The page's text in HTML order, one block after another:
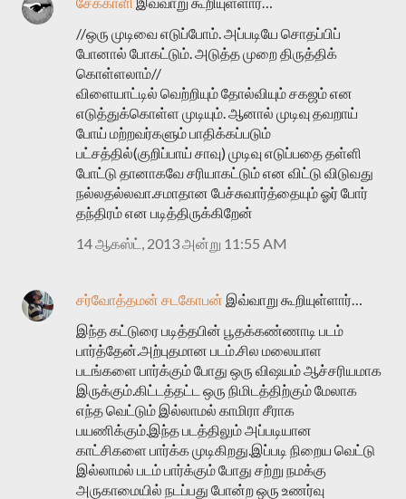
//ஒரு முடிவை எடுப்போம். அப்படியே சொதப்பிப்
போனால் போகட்டும். அடுத்த முறை திருத்திக்
கொள்ளலாம்//
விளையாட்டில் வெற்றியும் தோல்வியும் சகஜம் என
எடுத்துக்கொள்ள முடியும். ஆனால் முடிவு தவறாய்
போய் மற்றவர்களும் பாதிக்கப்படும்
பட்சத்தில்(குறிப்பாய் சாவு) முடிவு எடுப்பதை தள்ளி
போட்டு தானாகவே சரியாகட்டும் என விட்டு விடுவது
நல்லதல்லவா.சமாதான பேச்சுவார்த்தையும் ஓர் போர்
தந்திரம் என படித்திருக்கிறேன்
14 ஆகஸ்ட், 2013 அன்று 11:55 AM
சர்வோத்தமன் சடகோபன் இவ்வாறு கூறியுள்ளார்…
இந்த கட்டுரை படித்தபின் பூதக்கண்ணாடி படம்
பார்த்தேன்.அற்புதமான படம்.சில மலையாள
படங்களை பார்க்கும் போது ஒரு விஷயம் ஆச்சரியமாக
இருக்கும்.கிட்டத்தட்ட ஒரு நிமிடத்திற்கும் மேலாக
எந்த வெட்டும் இல்லாமல் காமிரா சீராக
பயணிக்கும்.இந்த படத்திலும் அப்படியான
காட்சிகளை பார்க்க முடிகிறது.இப்படி நிறைய வெட்டு
இல்லாமல் படம் பார்க்கும் போது சற்று நமக்கு
அருகாமையில் நடப்பது போன்ற ஒரு உணர்வு